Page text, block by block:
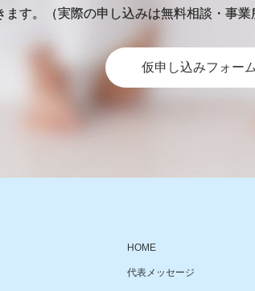
ます。（実際の申し込みは無料相談・事業
仮申し込みフォーム
HOME
代表メッセージ